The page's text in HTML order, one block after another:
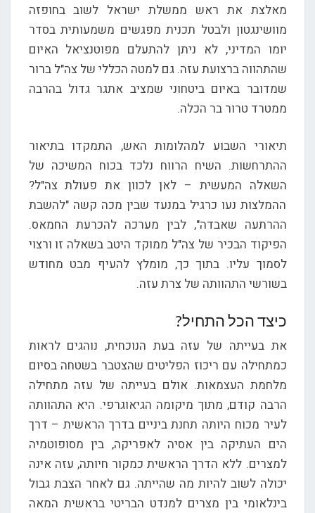
מאלצת את ראש ממשלת ישראל לשוב בחופזה
מוושינגטון ולבטל תכנית מפגשים משמעותית בסדר
יומו המדיני, לא ניתן להתעלם מפוטנציאל האיום
שהתהווה ברצועת עזה. גם למטה הכללי של צה"ל ברור
שמדובר באיום ביטחוני שמציב אתגר גדול בהרבה
ממטרד טרור בר הכלה.
תיאורי השבוע למהלומות האש, התמקדו בתיאור
ההתרחשות. השיח הרווח נלכד בכוח המשיכה של
השאלה המעשית – לאן לכוון את פעולת צה"ל?
ההמלצות נעו כרגיל במנעד שבין מכה קשה "להשבת
ההרתעה שאבדה", לבין מערכה להכרעת החמאס.
הפיקוד הבכיר של צה"ל ממוקד היטב בשאלה זו ורצוי
לסמוך עליו. בתוך כך, מומלץ להעיף מבט מחודש
בשורשי התהוותה של צרת עזה.
כיצד הכל התחיל?
את בעייתה של עזה בעת הנוכחית, נוהגים לראות
כמתחילה עם ריכוז הפליטים שהצטבר בשטחה בסיום
מלחמת העצמאות. אולם בעייתה של עזה מתחילה
הרבה קודם, מתוך מיקומה הגיאוגרפי. היא התהוותה
לעיר מכוח היותה תחנת ביניים בדרך הראשית – דרך
הים העתיקה בין אסיה לאפריקה, בין מסופוטמיה
למצרים. ללא הדרך הראשית כמקור חיותה, עזה אינה
יכולה לשוב להיות מה שהייתה. גם לאחר הצבת גבול
בינלאומי בין מצרים למנדט הבריטי בראשית המאה